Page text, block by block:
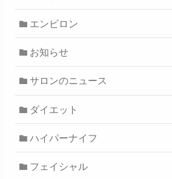
エンビロン
お知らせ
サロンのニュース
ダイエット
ハイパーナイフ
フェイシャル